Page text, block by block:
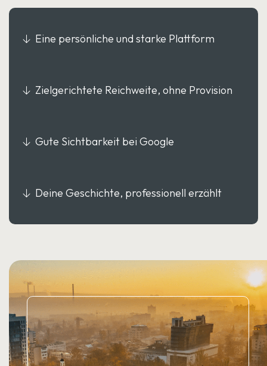
Eine persönliche und starke Plattform
Zielgerichtete Reichweite, ohne Provision
Gute Sichtbarkeit bei Google
Deine Geschichte, professionell erzählt